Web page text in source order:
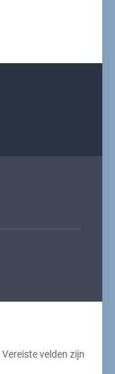
Vereiste velden zijn